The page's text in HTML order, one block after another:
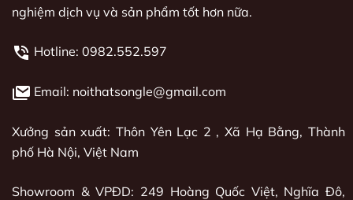
nghiệm dịch vụ và sản phẩm tốt hơn nữa.
Hotline: 0982.552.597
Email: noithatsongle@gmail.com
Xưởng sản xuất: Thôn Yên Lạc 2 , Xã Hạ Bằng, Thành
phố Hà Nội, Việt Nam
Showroom & VPĐD: 249 Hoàng Quốc Việt, Nghĩa Đô,